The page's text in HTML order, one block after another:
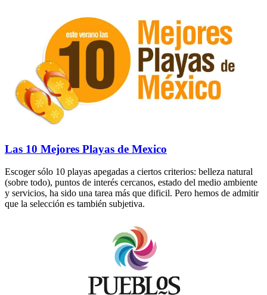
Las 10 Mejores Playas de Mexico
Escoger sólo 10 playas apegadas a ciertos criterios: belleza natural
(sobre todo), puntos de interés cercanos, estado del medio ambiente
y servicios, ha sido una tarea más que dificil. Pero hemos de admitir
que la selección es también subjetiva.